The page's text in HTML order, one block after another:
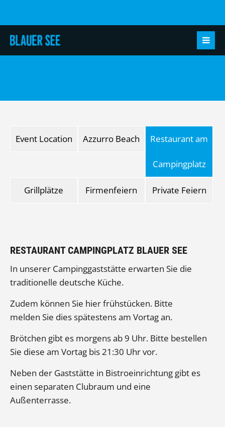
Event Location Azzurro Beach Restaurant am
Campingplatz
Grillplätze Firmenfeiern Private Feiern
RESTAURANT CAMPINGPLATZ BLAUER SEE
In unserer Campinggaststätte erwarten Sie die
traditionelle deutsche Küche.
Zudem können Sie hier frühstücken. Bitte
melden Sie dies spätestens am Vortag an.
Brötchen gibt es morgens ab 9 Uhr. Bitte bestellen
Sie diese am Vortag bis 21:30 Uhr vor.
Neben der Gaststätte in Bistroeinrichtung gibt es
einen separaten Clubraum und eine
Außenterrasse.